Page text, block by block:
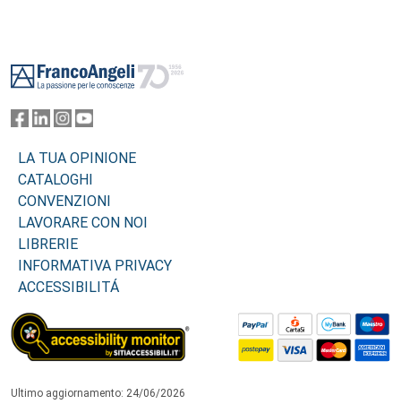
LA TUA OPINIONE
CATALOGHI
CONVENZIONI
LAVORARE CON NOI
LIBRERIE
INFORMATIVA PRIVACY
ACCESSIBILITÁ
Ultimo aggiornamento: 24/06/2026